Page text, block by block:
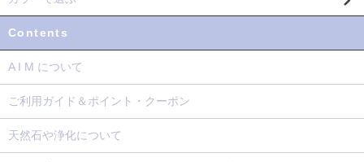
Contents
A I M について
ご利用ガイド＆ポイント・クーポン
天然石や浄化について